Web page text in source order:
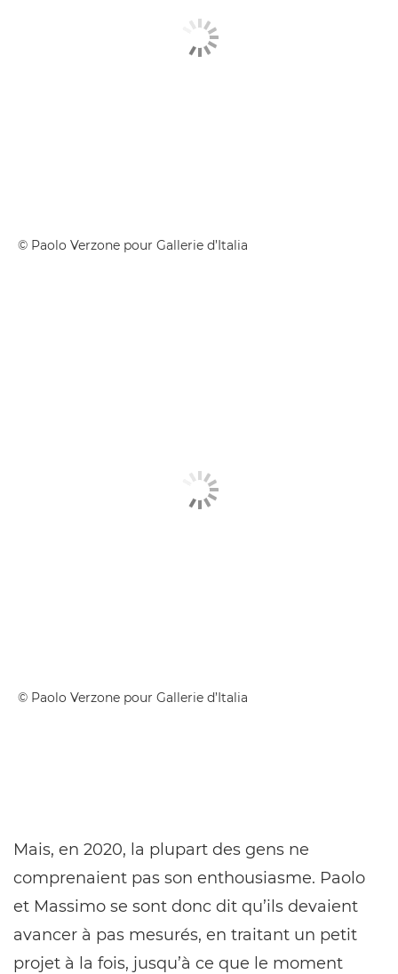
© Paolo Verzone pour Gallerie d’Italia
© Paolo Verzone pour Gallerie d’Italia
Mais, en 2020, la plupart des gens ne
comprenaient pas son enthousiasme. Paolo
et Massimo se sont donc dit qu’ils devaient
avancer à pas mesurés, en traitant un petit
projet à la fois, jusqu’à ce que le moment